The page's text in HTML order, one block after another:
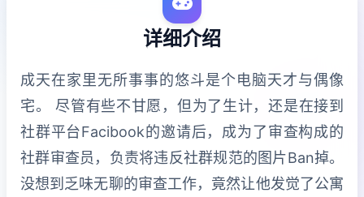
详细介绍
成天在家里无所事事的悠斗是个电脑天才与偶像
宅。 尽管有些不甘愿，但为了生计，还是在接到
社群平台Facibook的邀请后，成为了审查构成的
社群审查员，负责将违反社群规范的图片Ban掉。
没想到乏味无聊的审查工作，竟然让他发觉了公寓